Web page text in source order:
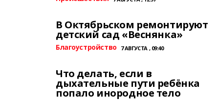
В Октябрьском ремонтируют
детский сад «Веснянка»
Благоустройство 7 АВГУСТА , 09:40
Что делать, если в
дыхательные пути ребёнка
попало инородное тело